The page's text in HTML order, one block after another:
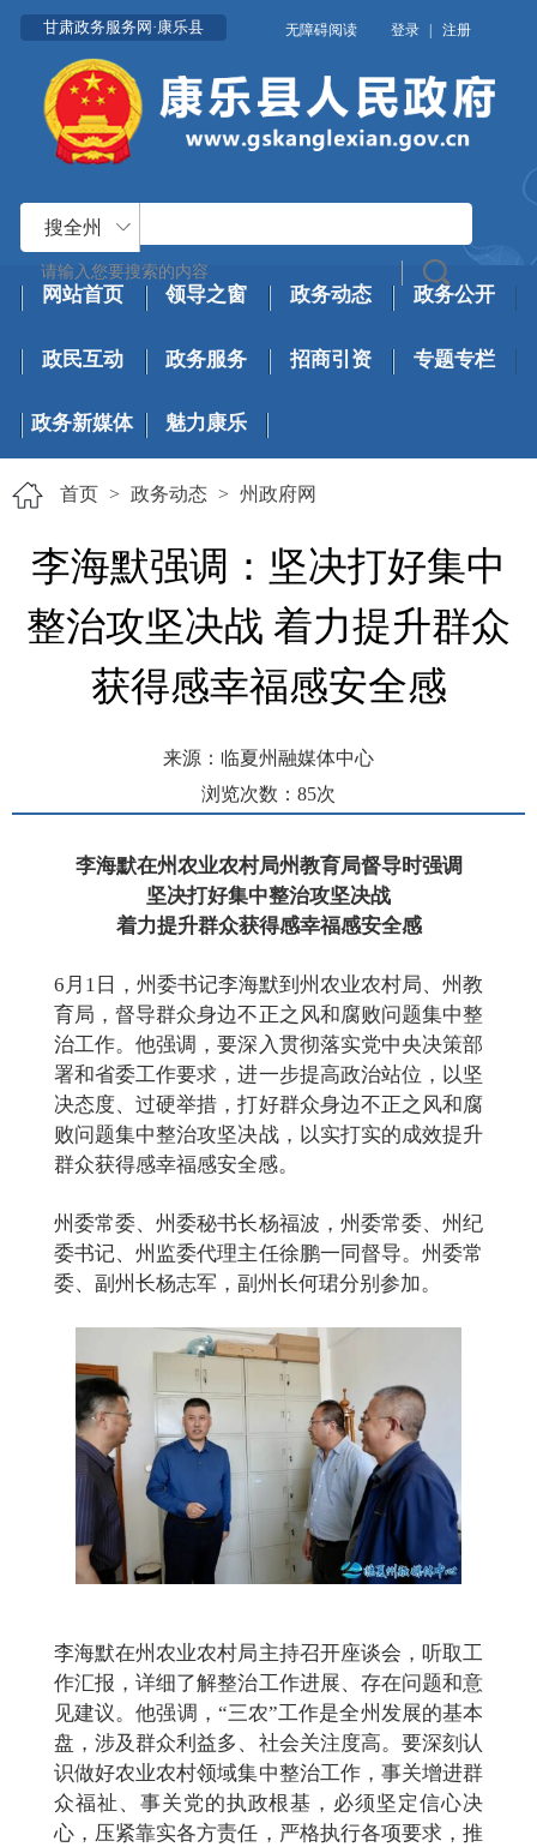
甘肃政务服务网·康乐县 无障碍阅读 登录 | 注册
搜全州
网站首页 领导之窗 政务动态 政务公开
政民互动 政务服务 招商引资 专题专栏
政务新媒体 魅力康乐
首页 > 政务动态 > 州政府网
李海默强调：坚决打好集中
整治攻坚决战 着力提升群众
获得感幸福感安全感
来源：临夏州融媒体中心
浏览次数： 85次
李海默在州农业农村局州教育局督导时强调
坚决打好集中整治攻坚决战
着力提升群众获得感幸福感安全感
6月1日，州委书记李海默到州农业农村局、州教
育局，督导群众身边不正之风和腐败问题集中整
治工作。他强调，要深入贯彻落实党中央决策部
署和省委工作要求，进一步提高政治站位，以坚
决态度、过硬举措，打好群众身边不正之风和腐
败问题集中整治攻坚决战，以实打实的成效提升
群众获得感幸福感安全感。
州委常委、州委秘书长杨福波，州委常委、州纪
委书记、州监委代理主任徐鹏一同督导。州委常
委、副州长杨志军，副州长何珺分别 参加。
李海默在州农业农村局主持召开座谈会，听取工
作汇报，详细了解整治工作进展、存在问题和意
见建议。他强调， “三农”工作是全州发展的基本
盘，涉及群众利益多、社会关注度高。要深刻认
识做好农业农村领域集中整治工作，事关增进群
众福祉、事关党的执政根基，必须坚定信心决
心，压紧靠实各方责任，严格执行各项要求，推